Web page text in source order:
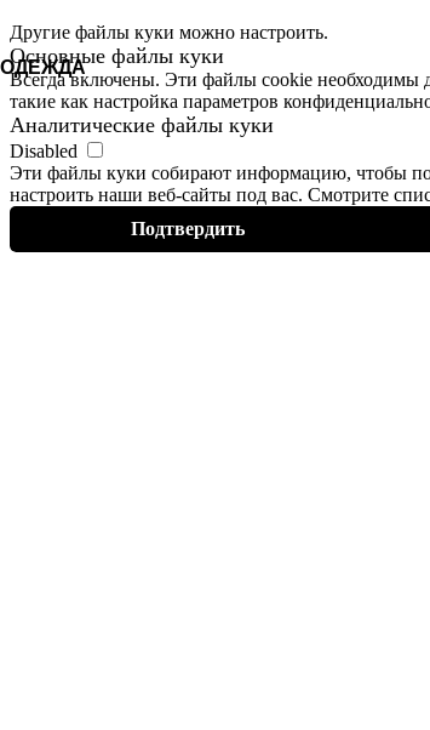
ОДЕЖДА
Другие файлы куки можно настроить.
Основные файлы куки
Всегда включены. Эти файлы cookie необходимы
такие как настройка параметров
Аналитические файлы куки
Disabled
Эти файлы куки собирают информацию, чтобы
настроить наши веб-сайты под вас. Смотрите
Подтвердить